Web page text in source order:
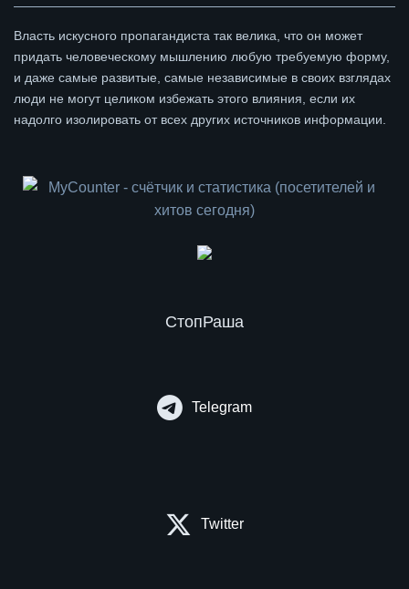
Власть искусного пропагандиста так велика, что он может
придать человеческому мышлению любую требуемую форму,
и даже самые развитые, самые независимые в своих взглядах
люди не могут целиком избежать этого влияния, если их
надолго изолировать от всех других источников информации.
СтопРаша
Telegram
Twitter